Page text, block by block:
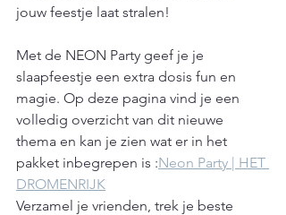
jouw feestje laat stralen!
Met de NEON Party geef je je
slaapfeestje een extra dosis fun en
magie. Op deze pagina vind je een
volledig overzicht van dit nieuwe
thema en kan je zien wat er in het
pakket inbegrepen is :Neon Party | HET
DROMENRIJK
Verzamel je vrienden, trek je beste